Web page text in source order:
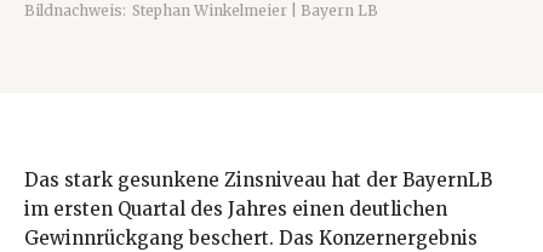
Bildnachweis: Stephan Winkelmeier | Bayern LB
Das stark gesunkene Zinsniveau hat der BayernLB
im ersten Quartal des Jahres einen deutlichen
Gewinnrückgang beschert. Das Konzernergebnis